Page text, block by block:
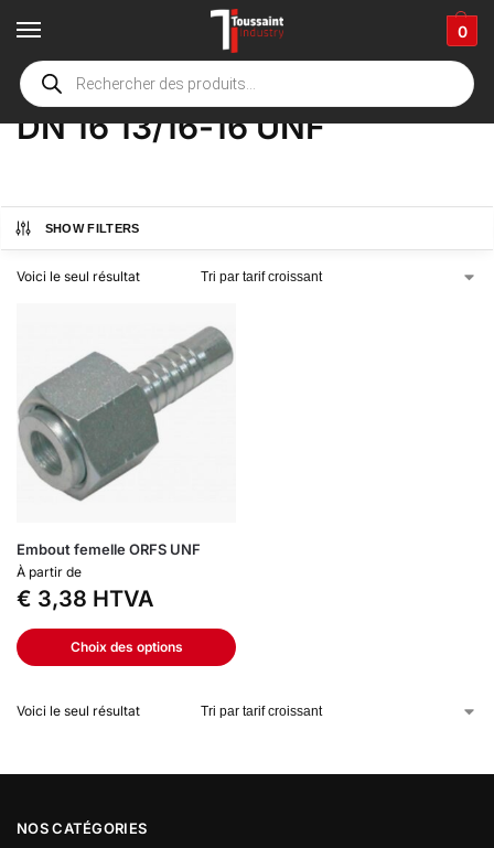
0
Accueil boutique / Product Options
DN 16 13/16-16 UNF
SHOW FILTERS
Voici le seul résultat
Embout femelle ORFS UNF
À partir de
€ 3,38 HTVA
Choix des options
Voici le seul résultat
NOS CATÉGORIES